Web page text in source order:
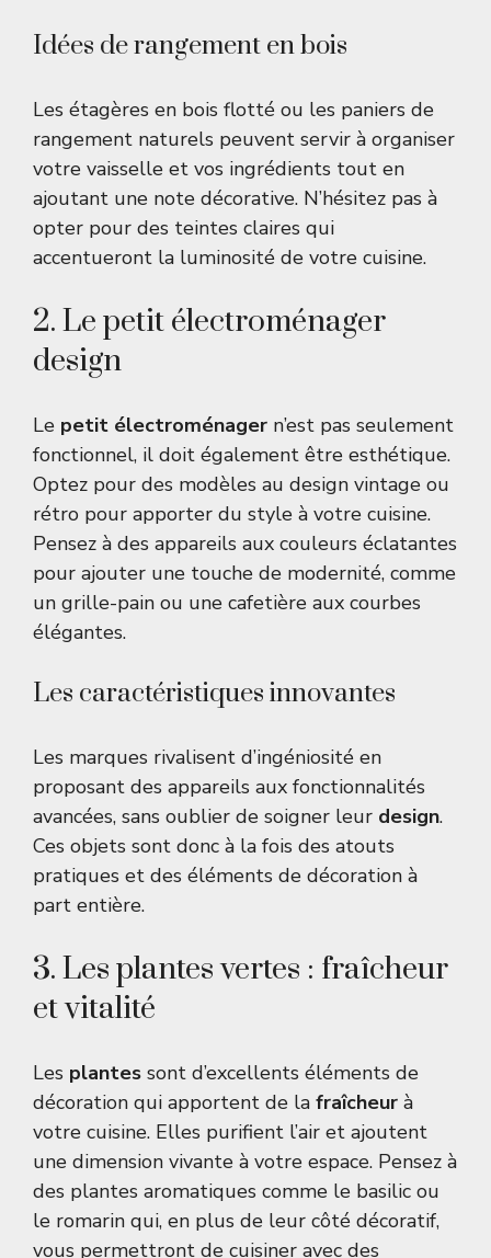
Idées de rangement en bois
Les étagères en bois flotté ou les paniers de
rangement naturels peuvent servir à organiser
votre vaisselle et vos ingrédients tout en
ajoutant une note décorative. N’hésitez pas à
opter pour des teintes claires qui
accentueront la luminosité de votre cuisine.
2. Le petit électroménager
design
Le petit électroménager n’est pas seulement
fonctionnel, il doit également être esthétique.
Optez pour des modèles au design vintage ou
rétro pour apporter du style à votre cuisine.
Pensez à des appareils aux couleurs éclatantes
pour ajouter une touche de modernité, comme
un grille-pain ou une cafetière aux courbes
élégantes.
Les caractéristiques innovantes
Les marques rivalisent d’ingéniosité en
proposant des appareils aux fonctionnalités
avancées, sans oublier de soigner leur design.
Ces objets sont donc à la fois des atouts
pratiques et des éléments de décoration à
part entière.
3. Les plantes vertes : fraîcheur
et vitalité
Les plantes sont d’excellents éléments de
décoration qui apportent de la fraîcheur à
votre cuisine. Elles purifient l’air et ajoutent
une dimension vivante à votre espace. Pensez à
des plantes aromatiques comme le basilic ou
le romarin qui, en plus de leur côté décoratif,
vous permettront de cuisiner avec des